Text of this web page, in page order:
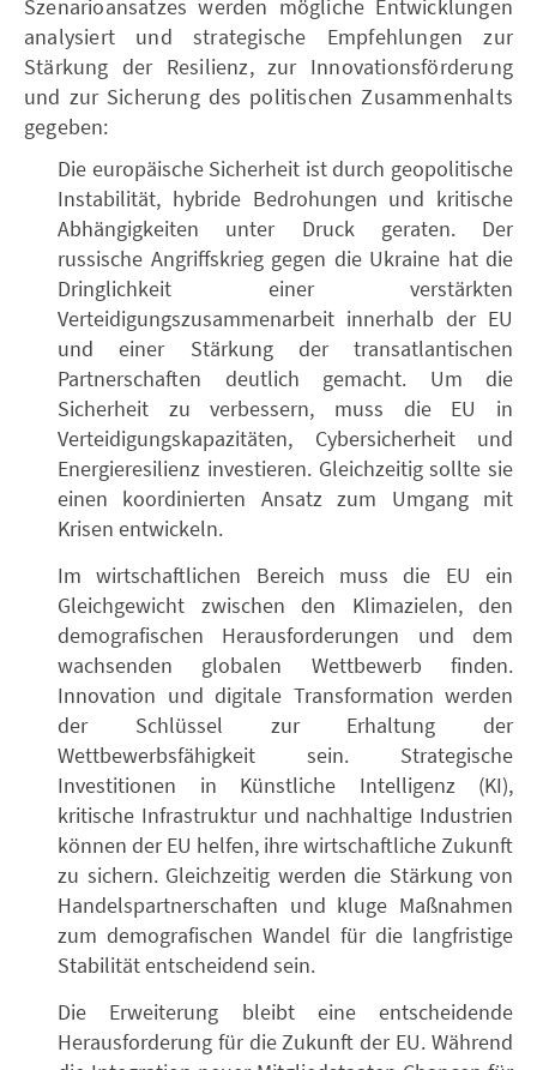
Szenarioansatzes werden mögliche Entwicklungen
analysiert und strategische Empfehlungen zur
Stärkung der Resilienz, zur Innovationsförderung
und zur Sicherung des politischen Zusammenhalts
gegeben:
Die europäische Sicherheit ist durch geopolitische
Instabilität, hybride Bedrohungen und kritische
Abhängigkeiten unter Druck geraten. Der
russische Angriffskrieg gegen die Ukraine hat die
Dringlichkeit einer verstärkten
Verteidigungszusammenarbeit innerhalb der EU
und einer Stärkung der transatlantischen
Partnerschaften deutlich gemacht. Um die
Sicherheit zu verbessern, muss die EU in
Verteidigungskapazitäten, Cybersicherheit und
Energieresilienz investieren. Gleichzeitig sollte sie
einen koordinierten Ansatz zum Umgang mit
Krisen entwickeln.
Im wirtschaftlichen Bereich muss die EU ein
Gleichgewicht zwischen den Klimazielen, den
demografischen Herausforderungen und dem
wachsenden globalen Wettbewerb finden.
Innovation und digitale Transformation werden
der Schlüssel zur Erhaltung der
Wettbewerbsfähigkeit sein. Strategische
Investitionen in Künstliche Intelligenz (KI),
kritische Infrastruktur und nachhaltige Industrien
können der EU helfen, ihre wirtschaftliche Zukunft
zu sichern. Gleichzeitig werden die Stärkung von
Handelspartnerschaften und kluge Maßnahmen
zum demografischen Wandel für die langfristige
Stabilität entscheidend sein.
Die Erweiterung bleibt eine entscheidende
Herausforderung für die Zukunft der EU. Während